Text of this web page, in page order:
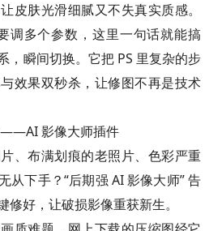
皮肤光滑细腻又不失真实质感。
调多个参数，这里一句话就能搞
，瞬间切换。它把 PS 里复杂的步
效果双秒杀，让修图不再是技术
——AI 影像大师插件
、布满划痕的老照片、色彩严重
从下手？“后期强 AI 影像大师” 告
好，让破损影像重获新生。